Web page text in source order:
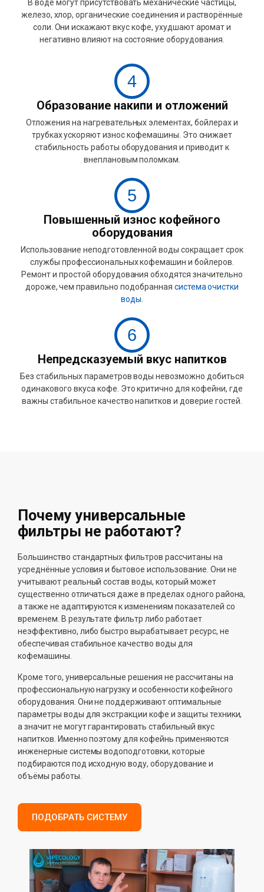
В воде могут присутствовать механические частицы,
железо, хлор, органические соединения и растворённые
соли. Они искажают вкус кофе, ухудшают аромат и
негативно влияют на состояние оборудования.
4
Образование накипи и отложений
Отложения на нагревательных элементах, бойлерах и
трубках ускоряют износ кофемашины. Это снижает
стабильность работы оборудования и приводит к
внеплановым поломкам.
5
Повышенный износ кофейного
оборудования
Использование неподготовленной воды сокращает срок
службы профессиональных кофемашин и бойлеров.
Ремонт и простой оборудования обходятся значительно
дороже, чем правильно подобранная система очистки
воды
6
Непредсказуемый вкус напитков
Без стабильных параметров воды невозможно добиться
одинакового вкуса кофе. Это критично для кофейни, где
важны стабильное качество напитков и доверие гостей.
Почему универсальные
фильтры не работают?
Большинство стандартных фильтров рассчитаны на
усреднённые условия и бытовое использование. Они не
учитывают реальный состав воды, который может
существенно отличаться даже в пределах одного района,
а также не адаптируются к изменениям показателей со
временем. В результате фильтр либо работает
неэффективно, либо быстро вырабатывает ресурс, не
обеспечивая стабильное качество воды для
кофемашины.
Кроме того, универсальные решения не рассчитаны на
профессиональную нагрузку и особенности кофейного
оборудования. Они не поддерживают оптимальные
параметры воды для экстракции кофе и защиты техники,
а значит не могут гарантировать стабильный вкус
напитков. Именно поэтому для кофейнь применяются
инженерные системы водоподготовки, которые
подбираются под исходную воду, оборудование и
объёмы работы.
ПОДОБРАТЬ СИСТЕМУ